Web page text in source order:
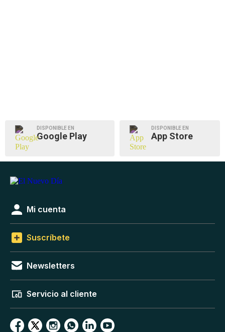
DISPONIBLE EN
Google Play
DISPONIBLE EN
App Store
Mi cuenta
Suscríbete
Newsletters
Servicio al cliente